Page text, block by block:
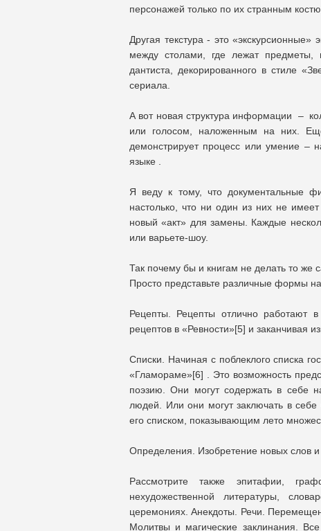
персонажей только по их странным
Другая текстура - это «экскурсионные»
между столами, где лежат предметы,
дантиста, декорированного в стиле
сериала.
А вот новая структура информации –
или голосом, наложенным на них.
демонстрирует процесс или умение –
языке .
Я веду к тому, что документальные
настолько, что ни один из них не
новый «акт» для замены. Каждые
или варьете-шоу.
Так почему бы и книгам не делать то же
Просто представьте различные формы
Рецепты. Рецепты отлично работают
рецептов в «Ревности»[5] и заканчивая
Списки. Начиная с поблеклого списка
«Гламораме»[6] . Это возможность
поэзию. Они могут содержать в себе
людей. Или они могут заключать в
его списком, показывающим лето
Определения. Изобретение новых слов и
Рассмотрите также эпитафии,
нехудожественной литературы,
церемониях. Анекдоты. Речи.
Молитвы и магические заклинания.